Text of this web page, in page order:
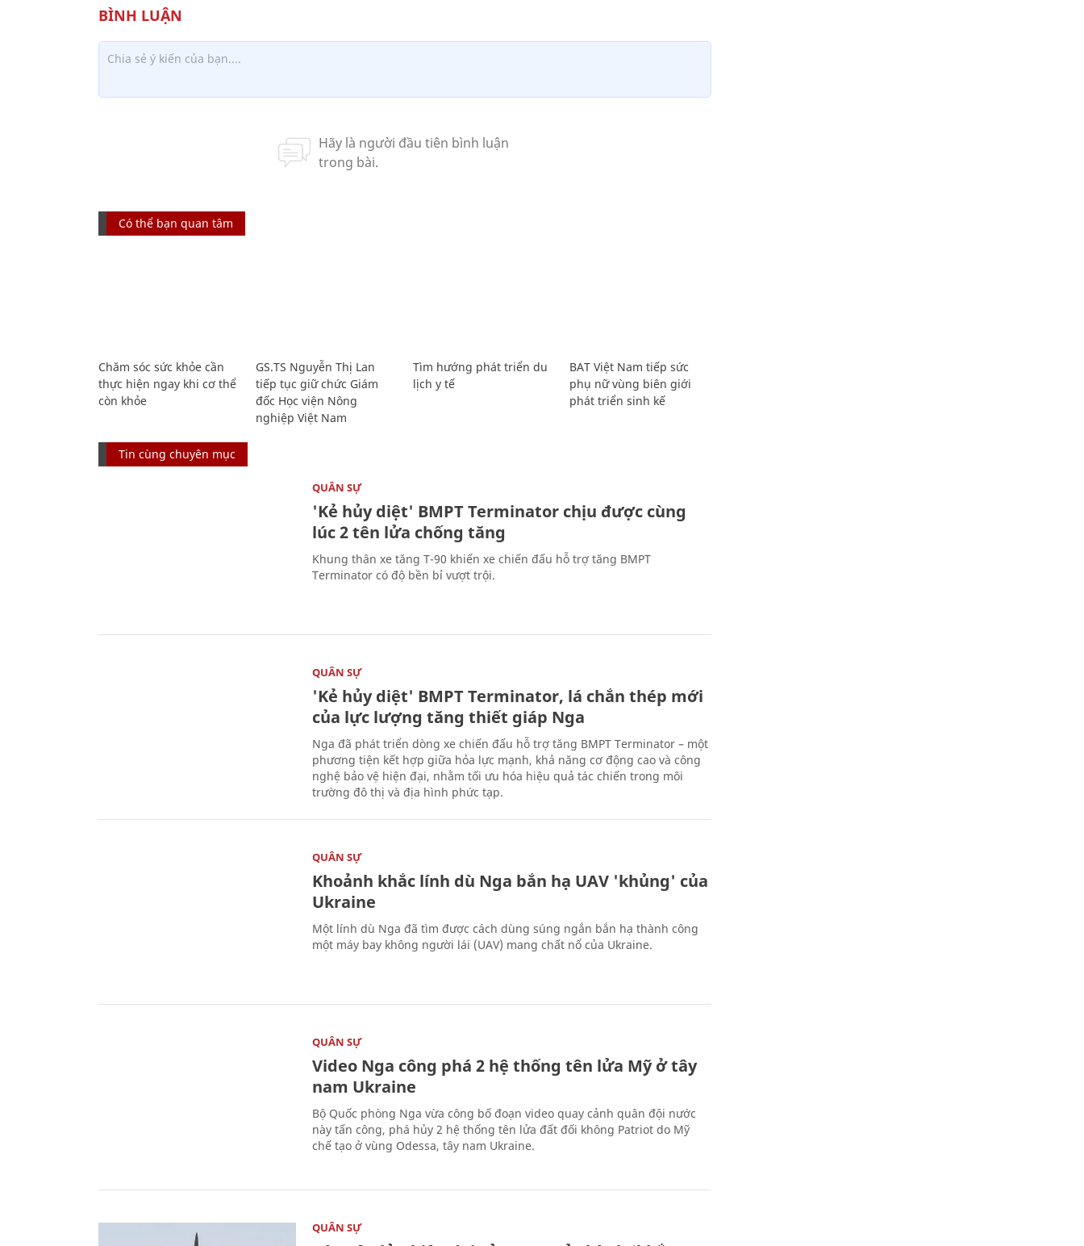
Có thể bạn quan tâm
Chăm sóc sức khỏe cần
thực hiện ngay khi cơ thể
còn khỏe
GS.TS Nguyễn Thị Lan
tiếp tục giữ chức Giám
đốc Học viện Nông
nghiệp Việt Nam
Tìm hướng phát triển du
lịch y tế
BAT Việt Nam tiếp sức
phụ nữ vùng biên giới
phát triển sinh kế
Tin cùng chuyên mục
QUÂN SỰ
'Kẻ hủy diệt' BMPT Terminator chịu được cùng
lúc 2 tên lửa chống tăng
Khung thân xe tăng T-90 khiến xe chiến đấu hỗ trợ tăng BMPT
Terminator có độ bền bỉ vượt trội.
QUÂN SỰ
'Kẻ hủy diệt' BMPT Terminator, lá chắn thép mới
của lực lượng tăng thiết giáp Nga
Nga đã phát triển dòng xe chiến đấu hỗ trợ tăng BMPT Terminator – một
phương tiện kết hợp giữa hỏa lực mạnh, khả năng cơ động cao và công
nghệ bảo vệ hiện đại, nhằm tối ưu hóa hiệu quả tác chiến trong môi
trường đô thị và địa hình phức tạp.
QUÂN SỰ
Khoảnh khắc lính dù Nga bắn hạ UAV 'khủng' của
Ukraine
Một lính dù Nga đã tìm được cách dùng súng ngắn bắn hạ thành công
một máy bay không người lái (UAV) mang chất nổ của Ukraine.
QUÂN SỰ
Video Nga công phá 2 hệ thống tên lửa Mỹ ở tây
nam Ukraine
Bộ Quốc phòng Nga vừa công bố đoạn video quay cảnh quân đội nước
này tấn công, phá hủy 2 hệ thống tên lửa đất đối không Patriot do Mỹ
chế tạo ở vùng Odessa, tây nam Ukraine.
QUÂN SỰ